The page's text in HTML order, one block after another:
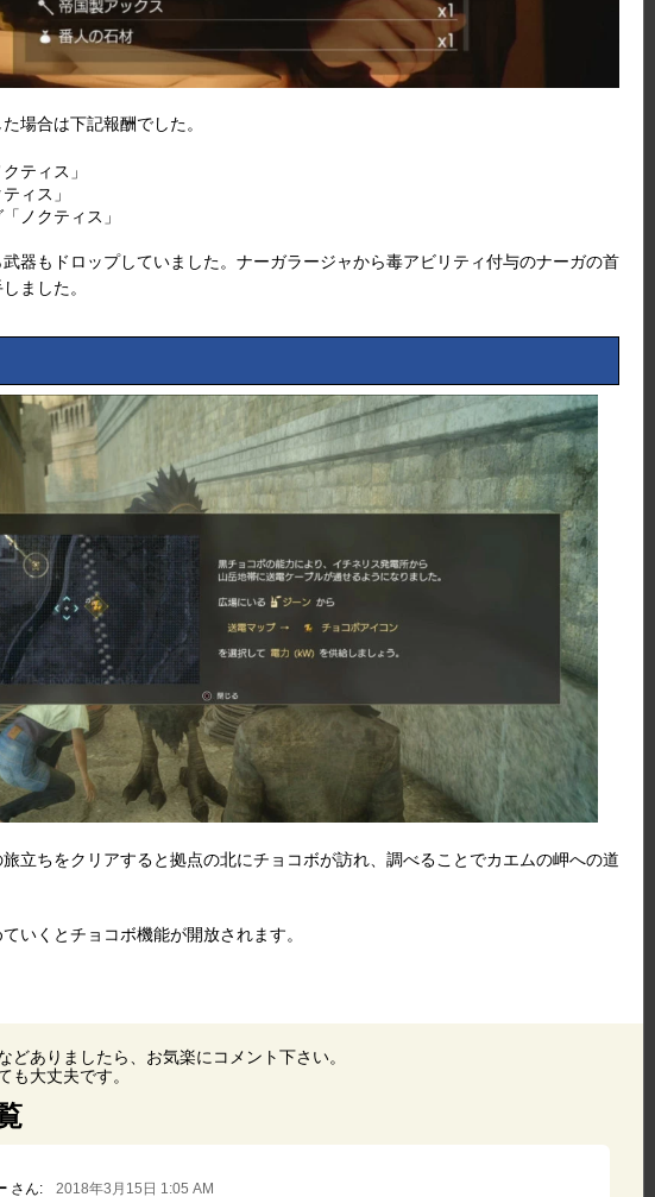
場合は下記報酬でした。
ティス」
ィス」
ノクティス」
器もドロップしていました。ナーガラージャから毒アビリティ付与のナーガの首
ました。
立ちをクリアすると拠点の北にチョコボが訪れ、調べることでカエムの岬への道
いくとチョコボ機能が開放されます。
どありましたら、お気楽にコメント下さい。
も大丈夫です。
さん: 2018年3月15日 1:05 AM